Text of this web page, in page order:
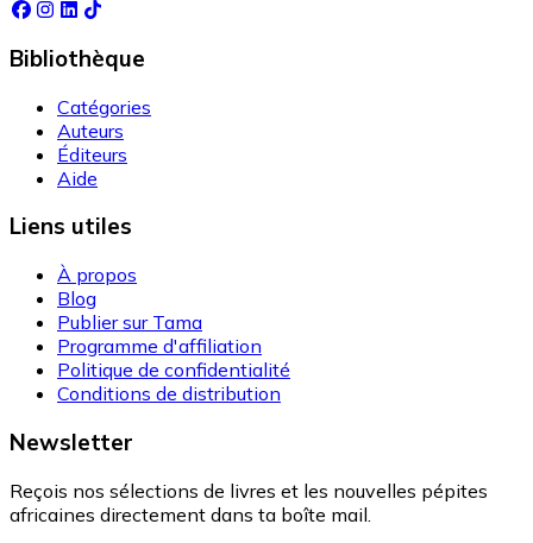
Bibliothèque
Catégories
Auteurs
Éditeurs
Aide
Liens utiles
À propos
Blog
Publier sur Tama
Programme d'affiliation
Politique de confidentialité
Conditions de distribution
Newsletter
Reçois nos sélections de livres et les nouvelles pépites
africaines directement dans ta boîte mail.